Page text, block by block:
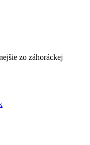
zo záhoráckej